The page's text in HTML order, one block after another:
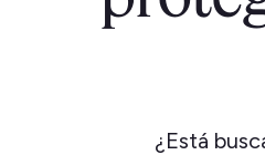
¿Está